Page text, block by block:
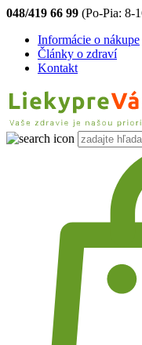
048/419 66 99 (Po-Pia: 8-
Informácie o nákupe
Články o zdraví
Kontakt